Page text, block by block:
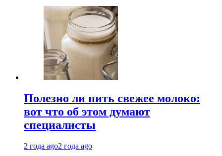
Полезно ли пить свежее молоко:
вот что об этом думают
специалисты
2 года ago2 года ago